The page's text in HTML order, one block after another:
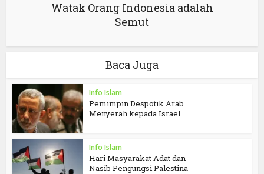
Watak Orang Indonesia adalah
Semut
Baca Juga
Info Islam
Pemimpin Despotik Arab
Menyerah kepada Israel
Info Islam
Hari Masyarakat Adat dan
Nasib Pengungsi Palestina